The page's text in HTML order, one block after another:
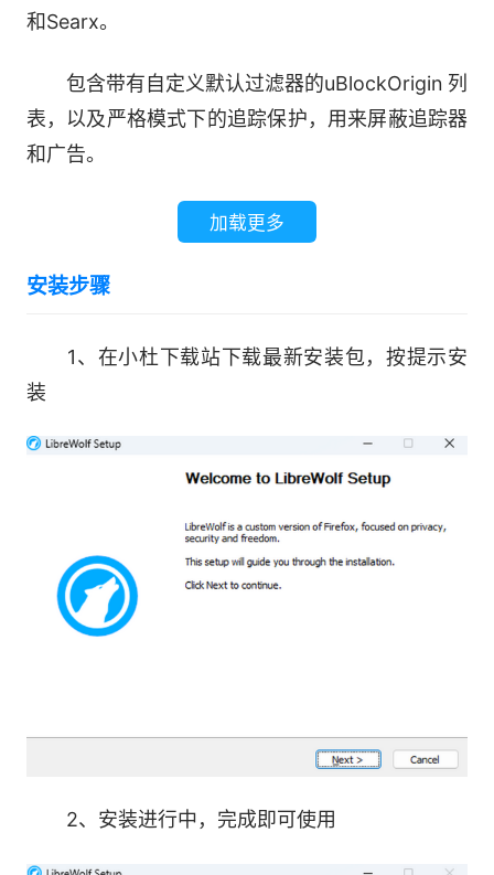
和Searx。
包含带有自定义默认过滤器的uBlockOrigin 列
表，以及严格模式下的追踪保护，用来屏蔽追踪器
和广告。
去除URL上的追踪元素，无论是原生还是通过
启用 RFP，这是 Tor Uplift 项目的一部分。
RFP 是 被认为是同类中最优秀的反指纹识别解决
方案，其目标是 让用户看起来一致，并尽可能多
地覆盖指标，以努力实现 阻止指纹技术。
请始终显示网站用户语言，以保护 浏览器和
操作系统中使用的语言。en-US
禁用WebGL，因为它是一个强指纹向量。
口， 视频会议中的音频。
加载更多
安装步骤
1、在小杜下载站下载最新安装包，按提示安
装
2、安装进行中，完成即可使用